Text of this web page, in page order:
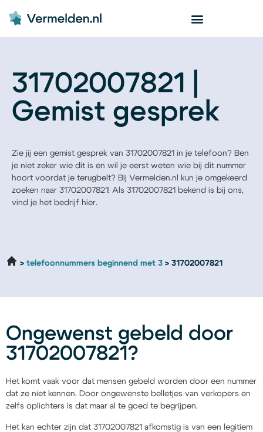
31702007821 |
Gemist gesprek
Zie jij een gemist gesprek van 31702007821 in je telefoon? Ben
je niet zeker wie dit is en wil je eerst weten wie bij dit nummer
hoort voordat je terugbelt? Bij Vermelden.nl kun je omgekeerd
zoeken naar 31702007821! Als 31702007821 bekend is bij ons,
vind je het bedrijf hier.
telefoonnummers beginnend met 3 31702007821
Ongewenst gebeld door
31702007821?
Het komt vaak voor dat mensen gebeld worden door een nummer
dat ze niet kennen. Door ongewenste belletjes van verkopers en
zelfs oplichters is dat maar al te goed te begrijpen.
Het kan echter zijn dat 31702007821 afkomstig is van een legitiem